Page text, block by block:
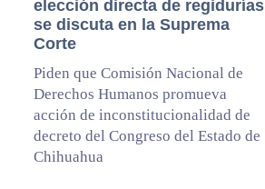
elección directa de regidurías
se discuta en la Suprema
Corte
Piden que Comisión Nacional de
Derechos Humanos promueva
acción de inconstitucionalidad de
decreto del Congreso del Estado de
Chihuahua